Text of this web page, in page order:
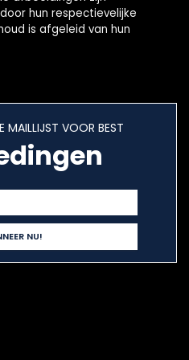
hun respectievelijke
is afgeleid van hun
MAILLIJST VOOR BEST